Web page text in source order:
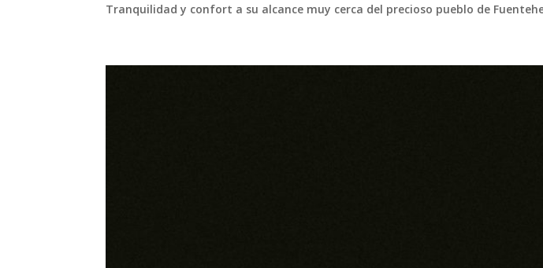
Tranquilidad y confort a su alcance muy cerca del precioso pueblo de